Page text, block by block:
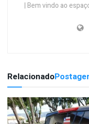
| Bem vindo ao
Relacionado